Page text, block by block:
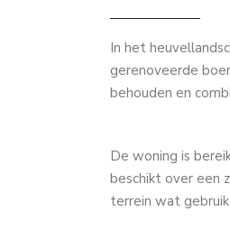
In het
gerenoveerde
behouden en
De woning is
beschikt over een
terrein wat